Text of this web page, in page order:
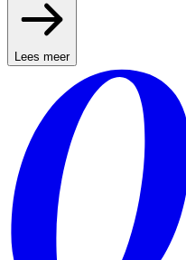
Lees meer